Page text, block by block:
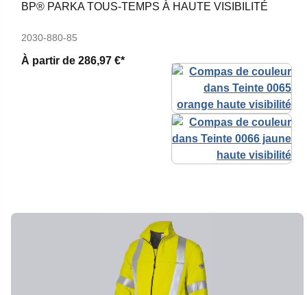
BP® PARKA TOUS-TEMPS À HAUTE VISIBILITÉ
2030-880-85
À partir de 286,97 €*